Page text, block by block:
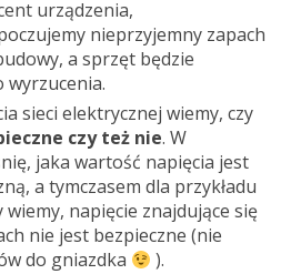
urządzenia,
nieprzyjemny zapach
a sprzęt będzie
wyrzucenia.
sieci elektrycznej wiemy, czy
czy też nie. W
jaka wartość napięcia jest
a tymczasem dla przykładu
wiemy, napięcie znajdujące się
nie jest bezpieczne (nie
do gniazdka
).